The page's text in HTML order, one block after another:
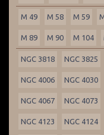
M 49 M 58 M 59
M 89 M 90 M 104
NGC 3818 NGC 3825
NGC 4006 NGC 4030
NGC 4067 NGC 4073
NGC 4123 NGC 4124